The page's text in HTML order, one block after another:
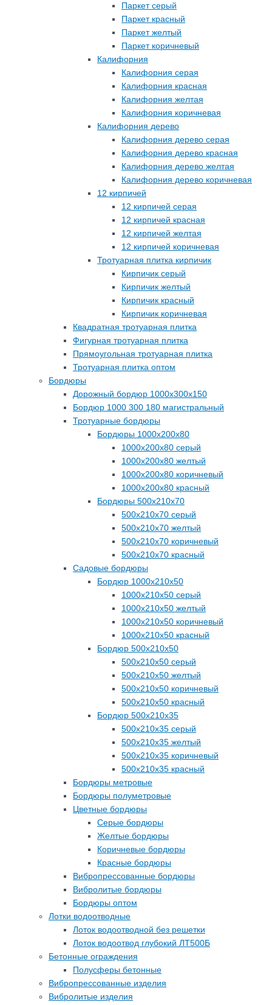
Паркет серый
Паркет красный
Паркет желтый
Паркет коричневый
Калифорния
Калифорния серая
Калифорния красная
Калифорния желтая
Калифорния коричневая
Калифорния дерево
Калифорния дерево серая
Калифорния дерево красная
Калифорния дерево желтая
Калифорния дерево коричневая
12 кирпичей
12 кирпичей серая
12 кирпичей красная
12 кирпичей желтая
12 кирпичей коричневая
Тротуарная плитка кирпичик
Кирпичик серый
Кирпичик желтый
Кирпичик красный
Кирпичик коричневая
Квадратная тротуарная плитка
Фигурная тротуарная плитка
Прямоугольная тротуарная плитка
Тротуарная плитка оптом
Бордюры
Дорожный бордюр 1000х300х150
Бордюр 1000 300 180 магистральный
Тротуарные бордюры
Бордюры 1000х200х80
1000х200х80 серый
1000х200х80 желтый
1000х200х80 коричневый
1000х200х80 красный
Бордюры 500х210х70
500х210х70 серый
500х210х70 желтый
500х210х70 коричневый
500х210х70 красный
Садовые бордюры
Бордюр 1000х210х50
1000х210х50 серый
1000х210х50 желтый
1000х210х50 коричневый
1000х210х50 красный
Бордюр 500х210х50
500х210х50 серый
500х210х50 желтый
500х210х50 коричневый
500х210х50 красный
Бордюр 500х210х35
500х210х35 серый
500х210х35 желтый
500х210х35 коричневый
500х210х35 красный
Бордюры метровые
Бордюры полуметровые
Цветные бордюры
Серые бордюры
Желтые бордюры
Коричневые бордюры
Красные бордюры
Вибропрессованные бордюры
Вибролитые бордюры
Бордюры оптом
Лотки водоотводные
Лоток водоотводной без решетки
Лоток водоотвод глубокий ЛТ500Б
Бетонные ограждения
Полусферы бетонные
Вибропрессованные изделия
Вибролитые изделия